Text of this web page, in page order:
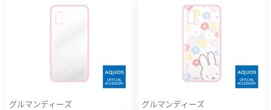
グルマンディーズ
グルマンディーズ